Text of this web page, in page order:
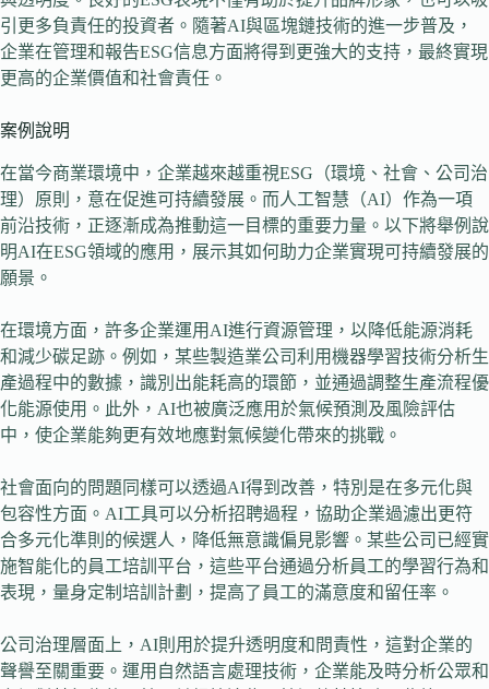
引更多負責任的投資者。隨著AI與區塊鏈技術的進一步普及，
企業在管理和報告ESG信息方面將得到更強大的支持，最終實現
更高的企業價值和社會責任。
案例說明
在當今商業環境中，企業越來越重視ESG（環境、社會、公司治
理）原則，意在促進可持續發展。而人工智慧（AI）作為一項
前沿技術，正逐漸成為推動這一目標的重要力量。以下將舉例說
明AI在ESG領域的應用，展示其如何助力企業實現可持續發展的
願景。
在環境方面，許多企業運用AI進行資源管理，以降低能源消耗
和減少碳足跡。例如，某些製造業公司利用機器學習技術分析生
產過程中的數據，識別出能耗高的環節，並通過調整生產流程優
化能源使用。此外，AI也被廣泛應用於氣候預測及風險評估
中，使企業能夠更有效地應對氣候變化帶來的挑戰。
社會面向的問題同樣可以透過AI得到改善，特別是在多元化與
包容性方面。AI工具可以分析招聘過程，協助企業過濾出更符
合多元化準則的候選人，降低無意識偏見影響。某些公司已經實
施智能化的員工培訓平台，這些平台通過分析員工的學習行為和
表現，量身定制培訓計劃，提高了員工的滿意度和留任率。
公司治理層面上，AI則用於提升透明度和問責性，這對企業的
聲譽至關重要。運用自然語言處理技術，企業能及時分析公眾和